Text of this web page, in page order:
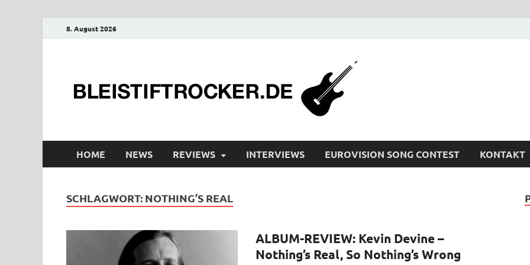
8. August 2026
HOME NEWS REVIEWS INTERVIEWS EUROVISION SONG CONTEST KONTAKT
SCHLAGWORT: NOTHING’S REAL
ALBUM-REVIEW: Kevin Devine –
Nothing’s Real, So Nothing’s Wrong